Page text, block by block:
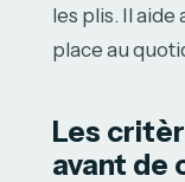
les plis. Il aide
place au
Les
avant de